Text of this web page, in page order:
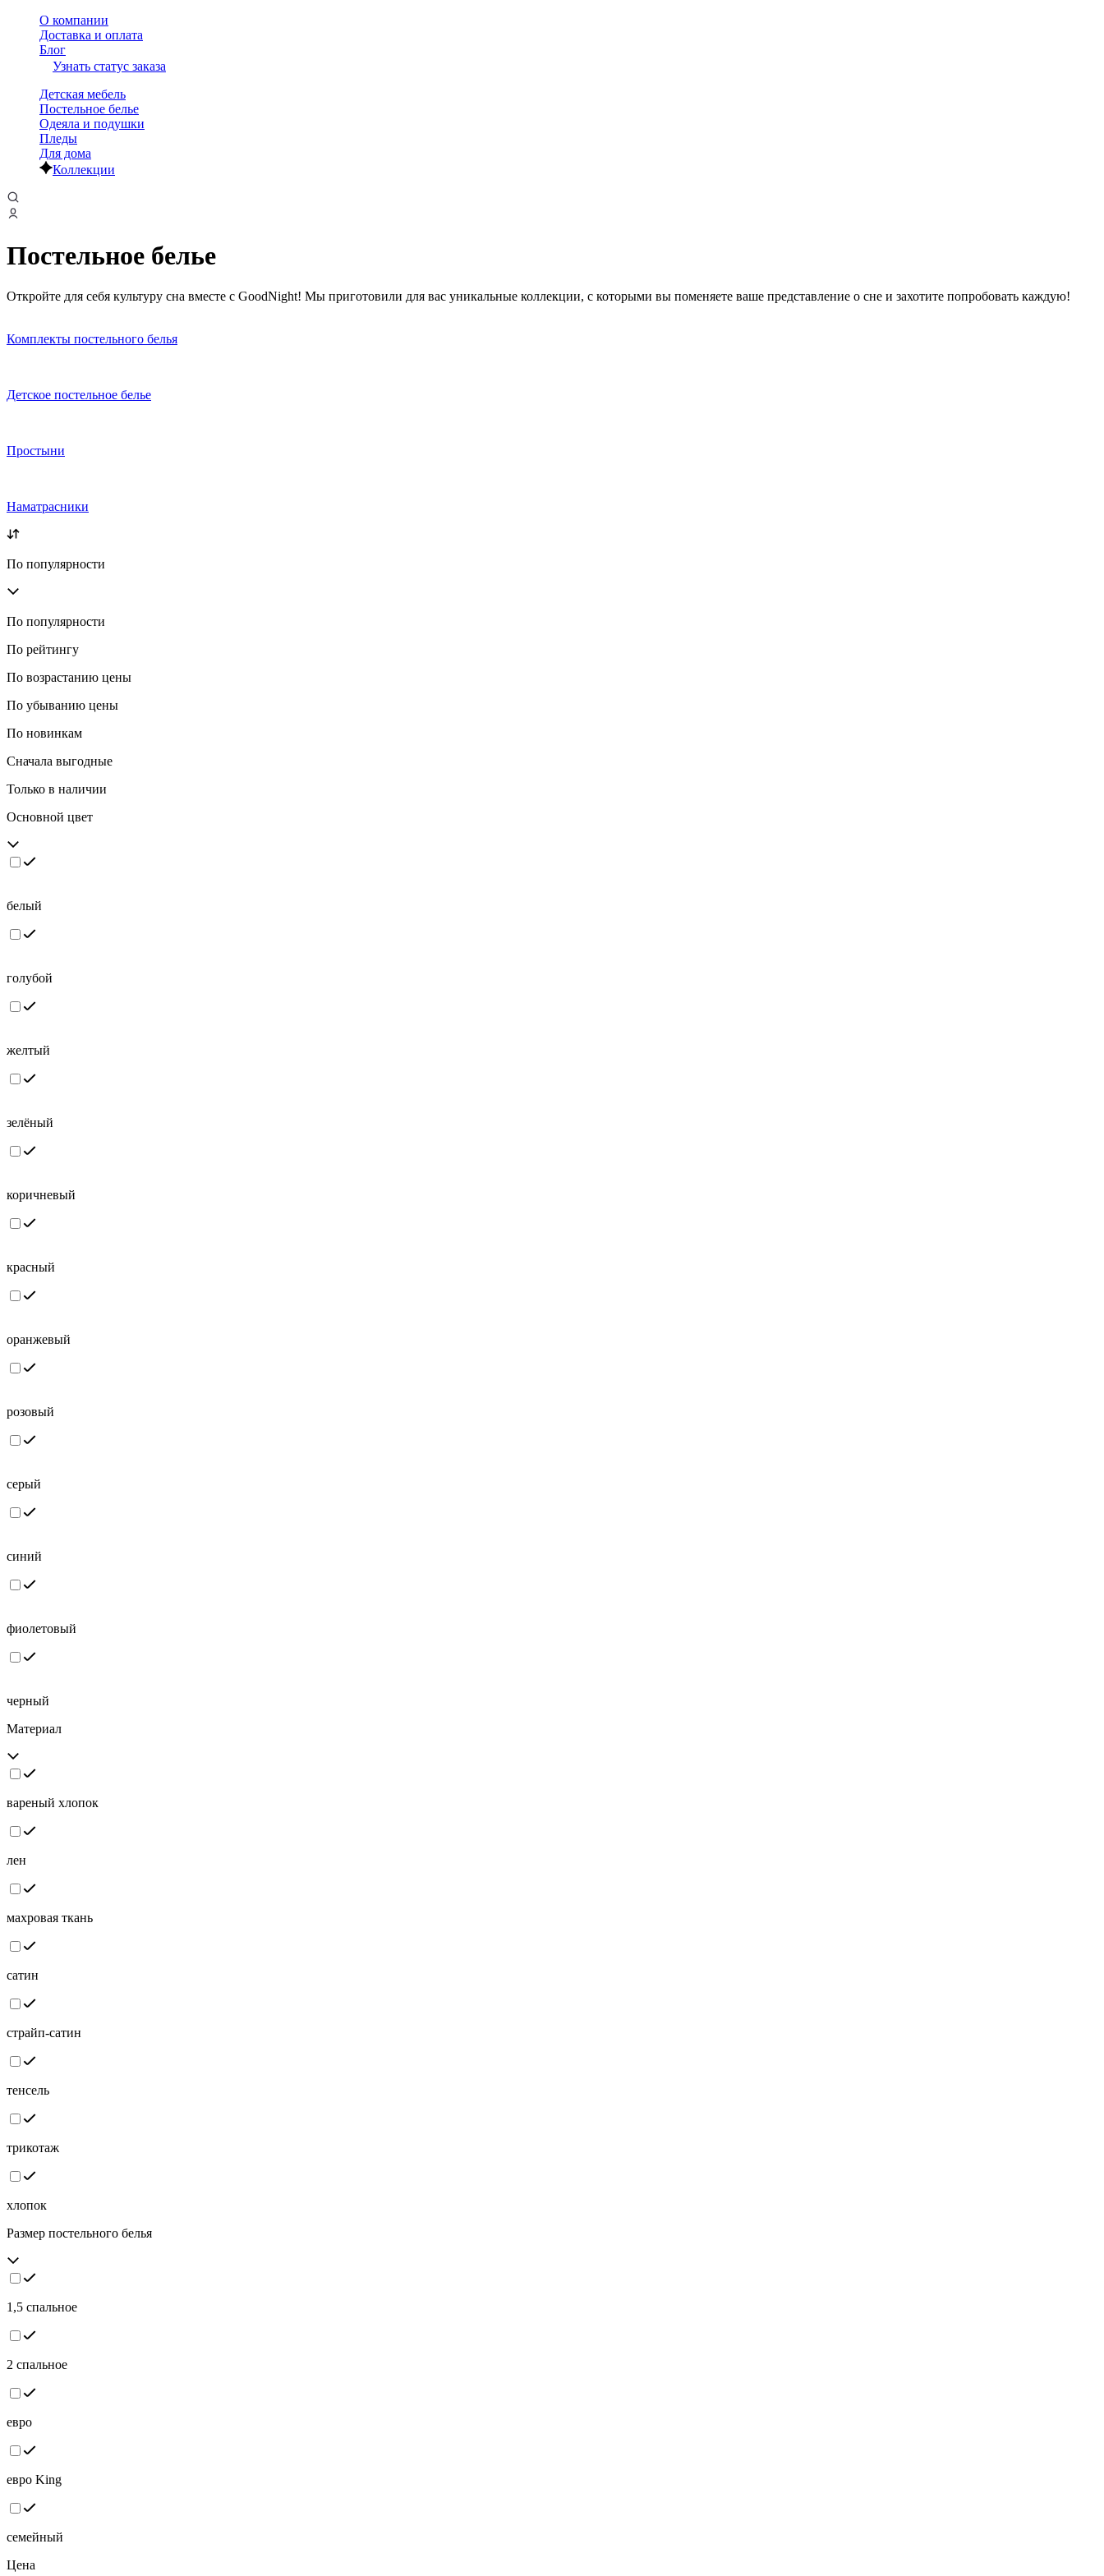
О компании
Доставка и оплата
Блог
Узнать статус заказа
Детская мебель
Постельное белье
Одеяла и подушки
Пледы
Для дома
Коллекции
Постельное белье
Откройте для себя культуру сна вместе с GoodNight! Мы приготовили для вас уникальные коллекции, с которыми вы поменяете ваше представление о сне и захотите попробовать каждую!
Комплекты постельного белья
Детское постельное белье
Простыни
Наматрасники
По популярности
По популярности
По рейтингу
По возрастанию цены
По убыванию цены
По новинкам
Сначала выгодные
Только в наличии
Основной цвет
белый
голубой
желтый
зелёный
коричневый
красный
оранжевый
розовый
серый
синий
фиолетовый
черный
Материал
вареный хлопок
лен
махровая ткань
сатин
страйп-сатин
тенсель
трикотаж
хлопок
Размер постельного белья
1,5 спальное
2 спальное
евро
евро King
семейный
Цена